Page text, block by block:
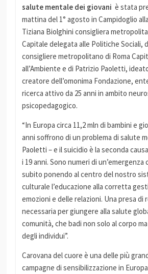
salute mentale dei giovani è stata
mattina del 1° agosto in Campidoglio
Tiziana Biolghini consigliera
Capitale delegata alle Politiche Sociali,
consigliere metropolitano di Roma
all’Ambiente e di Patrizio Paoletti,
creatore dell’omonima Fondazione,
ricerca attivo da 25 anni in ambito
psicopedagogico.
“In Europa circa 11,2 mln di bambini e
anni soffrono di un problema di salute
Paoletti – e il suicidio è la seconda
i 19 anni. Sono numeri di
subito ponendo al centro del nostro
culturale l’educazione alla corretta
emozioni e delle relazioni. Una presa di
necessaria per giungere alla salute
comunità, che badi non solo al corpo
degli individui”.
Carovana del cuore è una delle più
campagne di sensibilizzazione in